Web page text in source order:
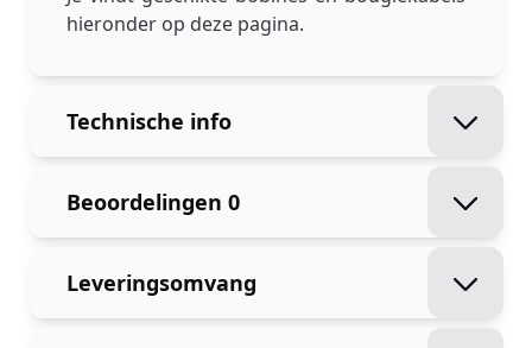
hieronder op deze pagina.
Technische info
Beoordelingen 0
Leveringsomvang